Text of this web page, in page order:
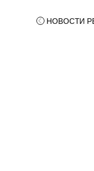
НОВОСТИ